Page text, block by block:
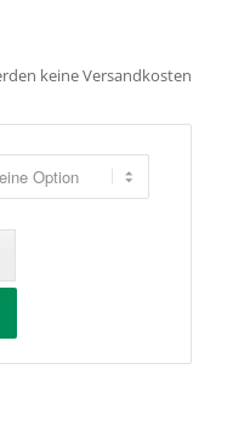
keine Versandkosten